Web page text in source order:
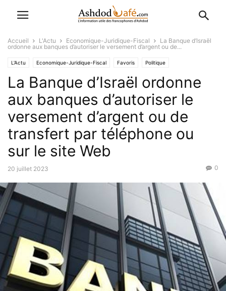
Accueil L'Actu Economique-Juridique-Fiscal
La Banque d’Israël
ordonne aux banques d’autoriser le versement d’argent ou de...
L'Actu Economique-Juridique-Fiscal Favoris Politique
La Banque d’Israël ordonne
aux banques d’autoriser le
versement d’argent ou de
transfert par téléphone ou
sur le site Web
20 juillet 2023 0